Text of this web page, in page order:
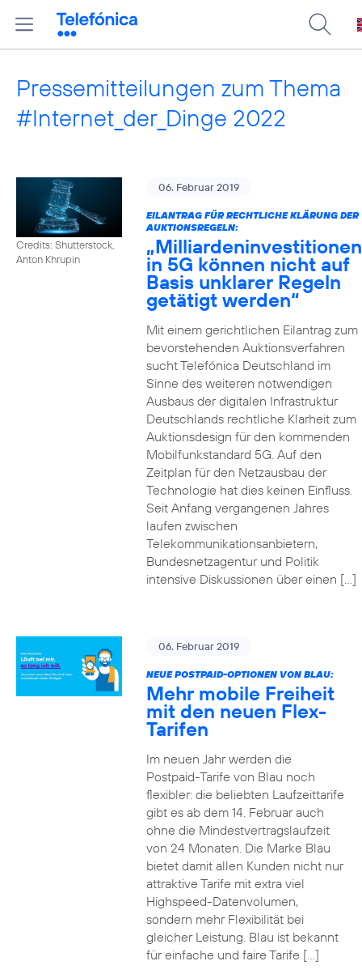
Pressemitteilungen zum Thema
#Internet_der_Dinge 2022
Credits: Shutterstock,
Anton Khrupin
06. Februar 2019
EILANTRAG FÜR RECHTLICHE KLÄRUNG DER
AUKTIONSREGELN:
„Milliardeninvestitionen
in 5G können nicht auf
Basis unklarer Regeln
getätigt werden“
Mit einem gerichtlichen Eilantrag zum
bevorstehenden Auktionsverfahren
sucht Telefónica Deutschland im
Sinne des weiteren notwendigen
Ausbaus der digitalen Infrastruktur
Deutschlands rechtliche Klarheit zum
Auktionsdesign für den kommenden
Mobilfunkstandard 5G. Auf den
Zeitplan für den Netzausbau der
Technologie hat dies keinen Einfluss.
Seit Anfang vergangenen Jahres
laufen zwischen
Telekommunikationsanbietern,
Bundesnetzagentur und Politik
intensive Diskussionen über einen […]
06. Februar 2019
NEUE POSTPAID-OPTIONEN VON BLAU:
Mehr mobile Freiheit
mit den neuen Flex-
Tarifen
Im neuen Jahr werden die
Postpaid-Tarife von Blau noch
flexibler: die beliebten Laufzeittarife
gibt es ab dem 14. Februar auch
ohne die Mindestvertragslaufzeit
von 24 Monaten. Die Marke Blau
bietet damit allen Kunden nicht nur
attraktive Tarife mit extra viel
Highspeed-Datenvolumen,
sondern mehr Flexibilität bei
gleicher Leistung. Blau ist bekannt
für einfache und faire Tarife […]